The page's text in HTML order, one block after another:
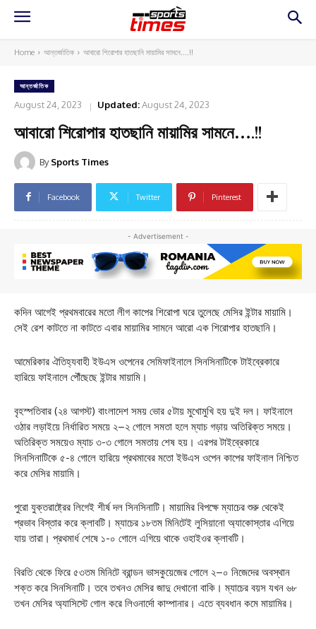
Home আন্তর্জাতিক আবারো শিরোপার হাতছানি মায়ামির সামনে....!!
আন্তর্জাতিক
August 24, 2023 Updated:August 24, 2023
আবারো শিরোপার হাতছানি মায়ামির সামনে….!!
By Sports Times
Facebook Twitter Pinterest
- Advertisement -
কদিন আগেই প্রথমবারের মতো লীগ কাপের শিরোপা ঘরে তুলেছে মেসির ইন্টার মায়ামি।
সেই রেশ কাটতে না কাটতে এবার মায়ামির সামনে আরো এক শিরোপার হাতছানি।
আমেরিকার ঐতিহ্যবাহী ইউএস ওপেনের সেমিফাইনালে সিনসিনাটিকে টাইব্রেকারে
হারিয়ে ফাইনালে পৌঁছেছে ইন্টার মায়ামি।
বৃহস্পতিবার (২৪ আগস্ট) বাংলাদেশ সময় ভোর ৫টায় মুখোমুখি হয় দুই দল। ফাইনালে
ওঠার লড়াইয়ে নির্ধারিত সময়ে ২–২ গোলে সমতা হলে ম্যাচ গড়ায় অতিরিক্ত সময়ে।
অতিরিক্ত সময়েও ম্যাচ ৩-৩ গোলে সমতায় শেষ হয়। এরপর টাইব্রেকারে
সিনসিনাটিকে ৫-৪ গোলে হারিয়ে প্রথমাবের মতো ইউএস ওপেন কাপের ফাইনাল নিশ্চিত
করে মেসির মায়ামি।
পুরো যুক্তরাষ্ট্রের লিগেই শীর্ষ দল সিনসিনাটি। মায়ামির বিপক্ষে ম্যাচের শুরু থেকেই
প্রভাব বিস্তার করে ক্লাবটি। ম্যাচের ১৮তম মিনিটেই লুসিয়ানো অ্যাকোস্তার এগিয়ে
যায় তারা। প্রথমার্ধ শেষে ১-০ গোলে এগিয়ে থাকে ওহাইওর ক্লাবটি।
বিরতি থেকে ফিরে ৫৩তম মিনিটে ব্রান্ডন ভাসকুয়েজের গোলে ২–০ নিজেদের অবস্থান
শক্ত করে সিনসিনাটি। তবে তখনও মেসির জাদু দেখানো বাকি। ম্যাচের বয়স যখন ৬৮
তখন মেসির অ্যাসিস্টে গোল করে লিওনার্দো কাম্পানার। এতে ব্যবধান কমে মায়ামির।